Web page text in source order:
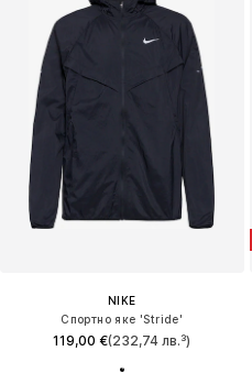
NIKE
Спортно яке 'Stride'
119,00 €(232,74 лв.³)